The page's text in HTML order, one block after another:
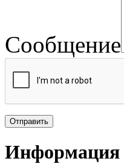
Сообщение
Информация